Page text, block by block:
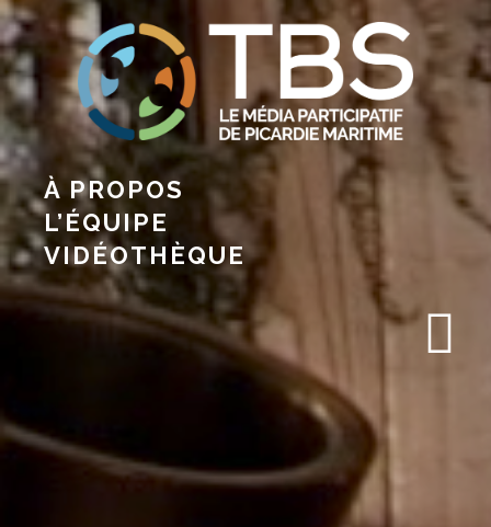
À PROPOS
L’ÉQUIPE
VIDÉOTHÈQUE